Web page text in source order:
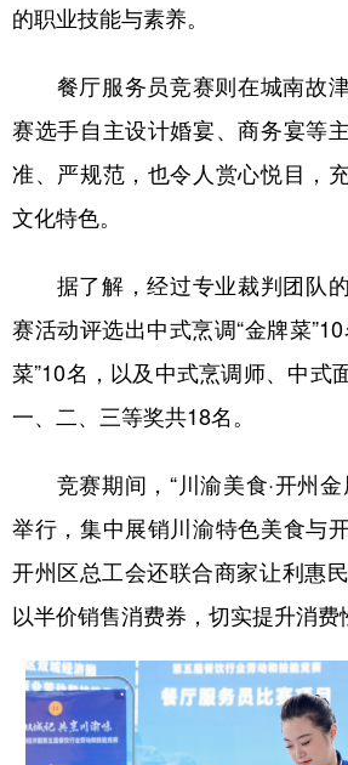
的职业技能与素养。
餐厅服务员竞赛则在城南故
赛选手自主设计婚宴、商务宴等
准、严规范，也令人赏心悦目，
文化特色。
据了解，经过专业裁判团队
赛活动评选出中式烹调“金牌菜
菜”10名，以及中式烹调师、中式
一、二、三等奖共18名。
竞赛期间，“川渝美食·开州金
举行，集中展销川渝特色美食与
开州区总工会还联合商家让利惠
以半价销售消费券，切实提升消费